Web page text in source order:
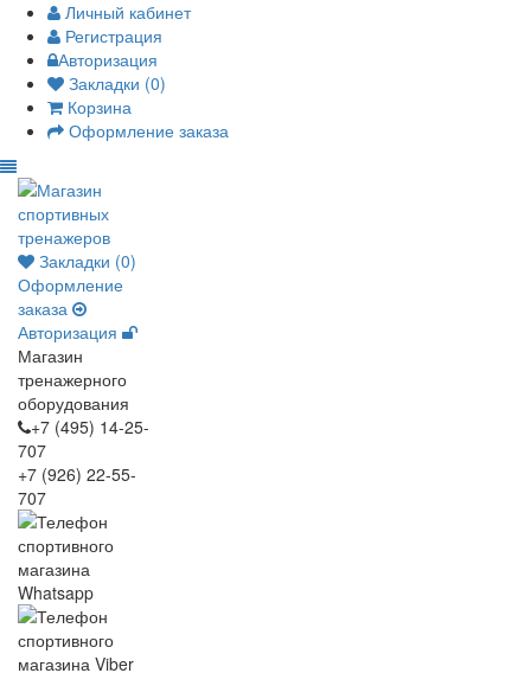
Личный кабинет
Регистрация
Авторизация
Закладки (0)
Корзина
Оформление заказа
Закладки (0)
Оформление
заказа
Авторизация
Магазин
тренажерного
оборудования
+7 (495) 14-25-
707
+7 (926) 22-55-
707